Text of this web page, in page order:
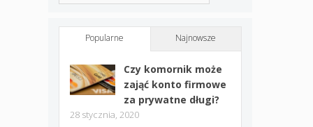
Popularne Najnowsze
Czy komornik może
zająć konto firmowe
za prywatne długi?
28 stycznia, 2020